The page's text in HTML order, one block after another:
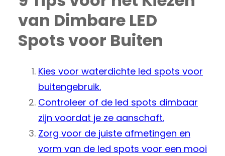
van Dimbare LED
Spots voor Buiten
Kies voor waterdichte led spots voor
buitengebruik.
Controleer of de led spots dimbaar
zijn voordat je ze aanschaft.
Zorg voor de juiste afmetingen en
vorm van de led spots voor een mooi